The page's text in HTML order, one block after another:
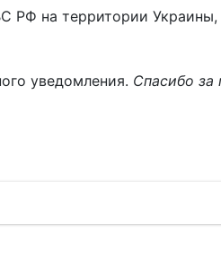
РФ на территории
уведомления. Спасибо за